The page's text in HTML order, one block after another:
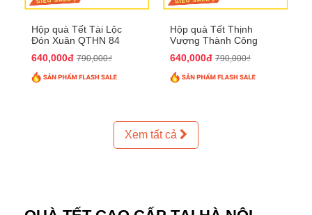
Hộp quà Tết Tài Lộc
Đón Xuân QTHN 84
640,000đ 790,000₫
Hộp quà Tết Thịnh
Vượng Thành Công
640,000đ 790,000₫
Xem tất cả